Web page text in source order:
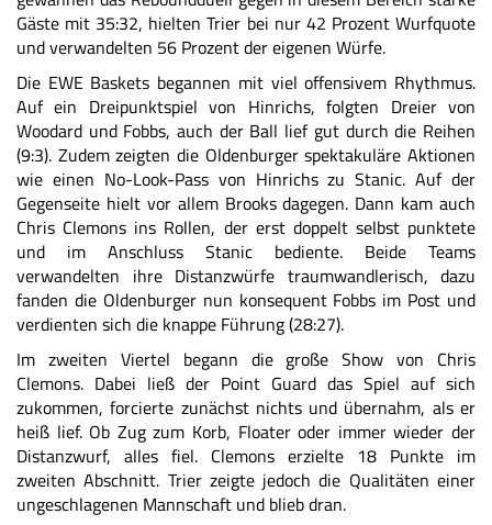
Gäste mit 35:32, hielten Trier bei nur 42 Prozent Wurfquote
und verwandelten 56 Prozent der eigenen Würfe.
Die EWE Baskets begannen mit viel offensivem Rhythmus.
Auf ein Dreipunktspiel von Hinrichs, folgten Dreier von
Woodard und Fobbs, auch der Ball lief gut durch die Reihen
(9:3). Zudem zeigten die Oldenburger spektakuläre Aktionen
wie einen No-Look-Pass von Hinrichs zu Stanic. Auf der
Gegenseite hielt vor allem Brooks dagegen. Dann kam auch
Chris Clemons ins Rollen, der erst doppelt selbst punktete
und im Anschluss Stanic bediente. Beide Teams
verwandelten ihre Distanzwürfe traumwandlerisch, dazu
fanden die Oldenburger nun konsequent Fobbs im Post und
verdienten sich die knappe Führung (28:27).
Im zweiten Viertel begann die große Show von Chris
Clemons. Dabei ließ der Point Guard das Spiel auf sich
zukommen, forcierte zunächst nichts und übernahm, als er
heiß lief. Ob Zug zum Korb, Floater oder immer wieder der
Distanzwurf, alles fiel. Clemons erzielte 18 Punkte im
zweiten Abschnitt. Trier zeigte jedoch die Qualitäten einer
ungeschlagenen Mannschaft und blieb dran.